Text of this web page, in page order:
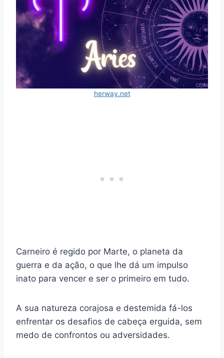
herway.net
Carneiro é regido por Marte, o planeta da
guerra e da ação, o que lhe dá um impulso
inato para vencer e ser o primeiro em tudo.
A sua natureza corajosa e destemida fá-los
enfrentar os desafios de cabeça erguida, sem
medo de confrontos ou adversidades.